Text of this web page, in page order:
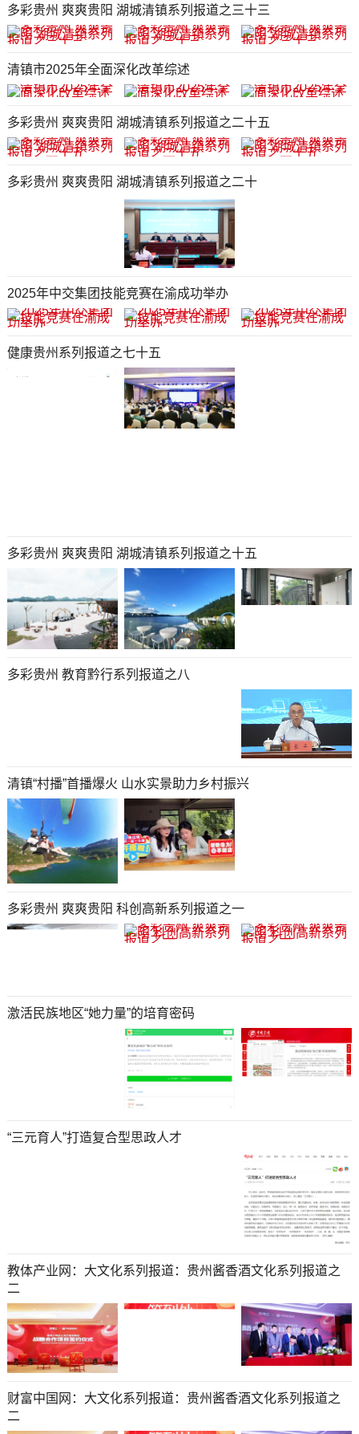
多彩贵州 爽爽贵阳 湖城清镇系列报道之三十三
清镇市2025年全面深化改革综述
多彩贵州 爽爽贵阳 湖城清镇系列报道之二十五
多彩贵州 爽爽贵阳 湖城清镇系列报道之二十
2025年中交集团技能竞赛在渝成功举办
健康贵州系列报道之七十五
多彩贵州 爽爽贵阳 湖城清镇系列报道之十五
多彩贵州 教育黔行系列报道之八
清镇“村播”首播爆火 山水实景助力乡村振兴
多彩贵州 爽爽贵阳 科创高新系列报道之一
激活民族地区“她力量”的培育密码
“三元育人”打造复合型思政人才
教体产业网：大文化系列报道：贵州酱香酒文化系列报道之
二
财富中国网：大文化系列报道：贵州酱香酒文化系列报道之
二